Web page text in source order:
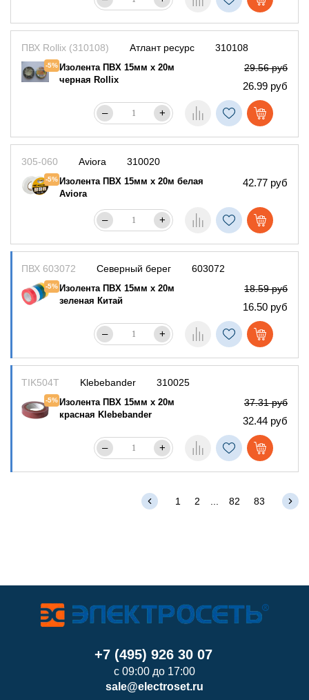
310108
ПВХ Rollix (310108)
-5% Изолента ПВХ 15мм х 20м
черная Rollix
29.56 руб
26.99 руб
Атлант ресурс
– +
310020
305-060
-5% Изолента ПВХ 15мм х 20м белая
Aviora
42.77 руб
Aviora
– +
603072
ПВХ 603072
-5% Изолента ПВХ 15мм х 20м
зеленая Китай
18.59 руб
16.50 руб
Северный берег
– +
310025
TIK504T
-5% Изолента ПВХ 15мм х 20м
красная Klebebander
37.31 руб
32.44 руб
Klebebander
– +
1 2 82 83
+7 (495) 926 30 07
с 09:00 до 17:00
sale@electroset.ru